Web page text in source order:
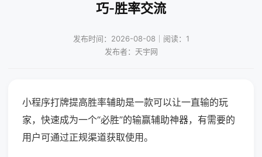
巧-胜率交流
发布时间：2026-08-08｜阅读：1
发布者：天宇网
小程序打牌提高胜率辅助是一款可以让一直输的玩
家，快速成为一个“必胜”的输赢辅助神器，有需要的
用户可通过正规渠道获取使用。